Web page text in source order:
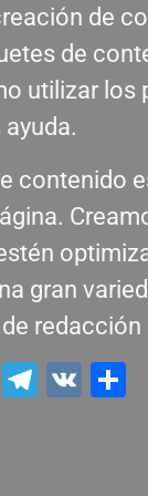
de
de
utilizar
contenido
gran
X VK